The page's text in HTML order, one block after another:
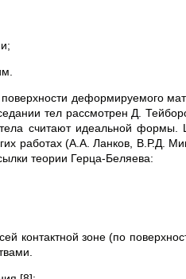
деформируемого
тел рассмотрен Д.
считают идеальной формы.
работах (А.А. Ланков, В.Р.Д.
теории Герца-Беляева:
контактной зоне (по